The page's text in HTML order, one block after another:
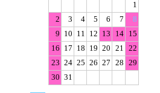
1
2
3 4 5 6 7
8
9
10 11 12 13 14
15
16
17 18 19 20 21
22
23 24 25 26 27 28
29
30 31